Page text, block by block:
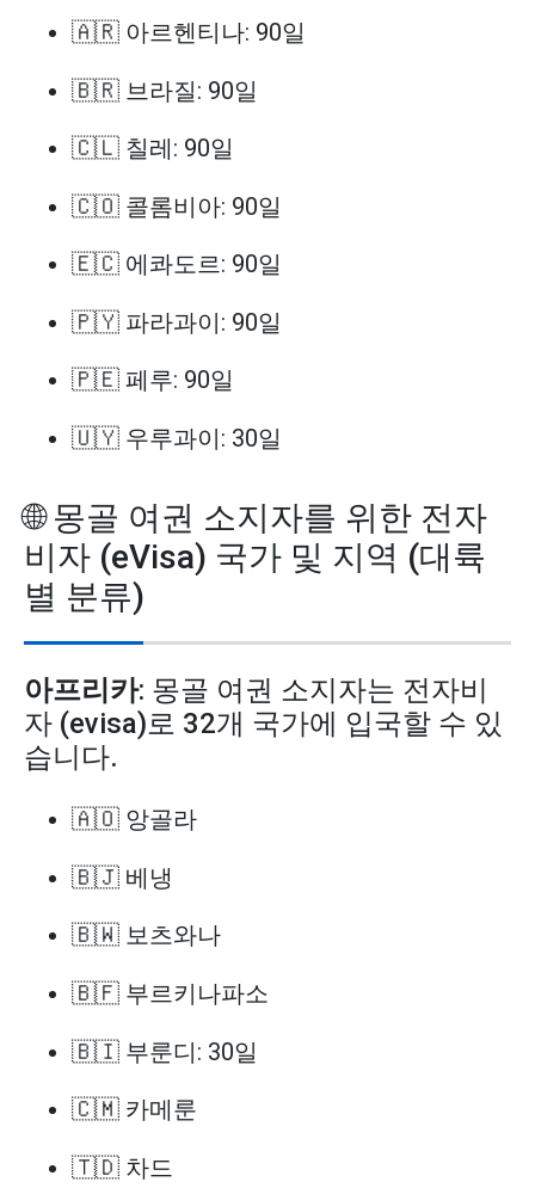
🇦🇷 아르헨티나: 90일
🇧🇷 브라질: 90일
🇨🇱 칠레: 90일
🇨🇴 콜롬비아: 90일
🇪🇨 에콰도르: 90일
🇵🇾 파라과이: 90일
🇵🇪 페루: 90일
🇺🇾 우루과이: 30일
🌐 몽골 여권 소지자를 위한 전자
비자 (eVisa) 국가 및 지역 (대륙
별 분류)
아프리카: 몽골 여권 소지자는 전자비
자 (evisa)로 32개 국가에 입국할 수 있
습니다.
🇦🇴 앙골라
🇧🇯 베냉
🇧🇼 보츠와나
🇧🇫 부르키나파소
🇧🇮 부룬디: 30일
🇨🇲 카메룬
🇹🇩 차드